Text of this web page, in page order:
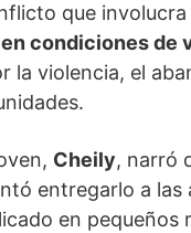
que involucra
condiciones de
la violencia, el
Cheily, narró
entregarlo a las
en pequeños